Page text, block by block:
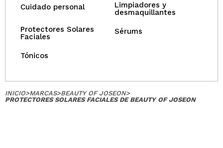
Cuidado personal
Limpiadores y
desmaquillantes
Protectores Solares
Faciales
Sérums
Tónicos
INICIO>MARCAS>BEAUTY OF JOSEON>
PROTECTORES SOLARES FACIALES DE BEAUTY OF JOSEON